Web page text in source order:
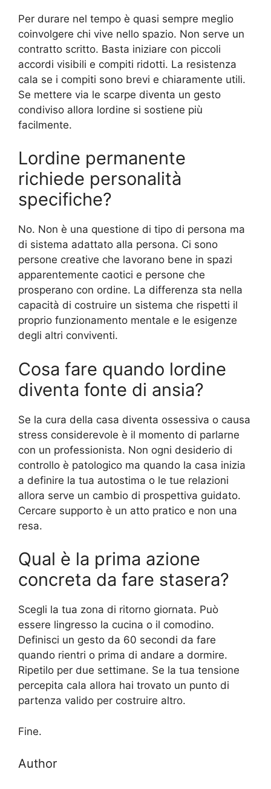
Per durare nel tempo è quasi sempre meglio
coinvolgere chi vive nello spazio. Non serve un
contratto scritto. Basta iniziare con piccoli
accordi visibili e compiti ridotti. La resistenza
cala se i compiti sono brevi e chiaramente utili.
Se mettere via le scarpe diventa un gesto
condiviso allora lordine si sostiene più
facilmente.
Lordine permanente
richiede personalità
specifiche?
No. Non è una questione di tipo di persona ma
di sistema adattato alla persona. Ci sono
persone creative che lavorano bene in spazi
apparentemente caotici e persone che
prosperano con ordine. La differenza sta nella
capacità di costruire un sistema che rispetti il
proprio funzionamento mentale e le esigenze
degli altri conviventi.
Cosa fare quando lordine
diventa fonte di ansia?
Se la cura della casa diventa ossessiva o causa
stress considerevole è il momento di parlarne
con un professionista. Non ogni desiderio di
controllo è patologico ma quando la casa inizia
a definire la tua autostima o le tue relazioni
allora serve un cambio di prospettiva guidato.
Cercare supporto è un atto pratico e non una
resa.
Qual è la prima azione
concreta da fare stasera?
Scegli la tua zona di ritorno giornata. Può
essere lingresso la cucina o il comodino.
Definisci un gesto da 60 secondi da fare
quando rientri o prima di andare a dormire.
Ripetilo per due settimane. Se la tua tensione
percepita cala allora hai trovato un punto di
partenza valido per costruire altro.
Fine.
Author